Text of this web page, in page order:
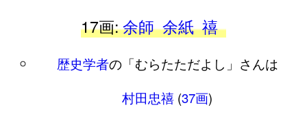
17画:余師 余紙 禧
歴史学者の「むらたただよし」さんは
村田忠禧 (37画)